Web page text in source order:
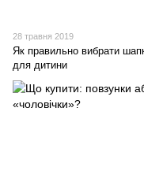
28 травня 2019
Як правильно вибрати
для дитини